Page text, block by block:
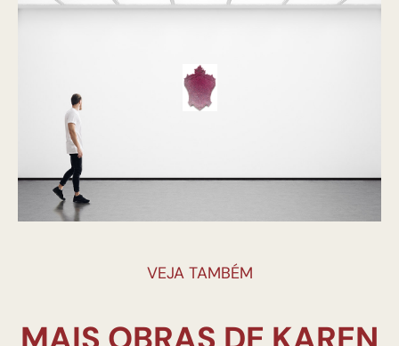
VEJA TAMBÉM